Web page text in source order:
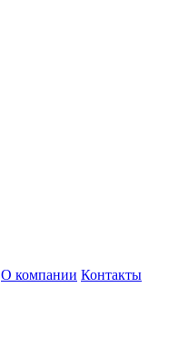
О компании Контакты